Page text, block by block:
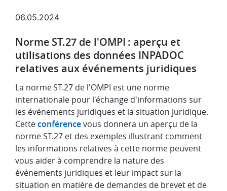
06.05.2024
Norme ST.27 de l'OMPI : aperçu et
utilisations des données INPADOC
relatives aux événements juridiques
La norme ST.27 de l'OMPI est une norme
internationale pour l'échange d'informations sur
les événements juridiques et la situation juridique.
Cetteconférencevous donnera un aperçu de la
norme ST.27 et des exemples illustrant comment
les informations relatives à cette norme peuvent
vous aider à comprendre la nature des
événements juridiques et leur impact sur la
situation en matière de demandes de brevet et de